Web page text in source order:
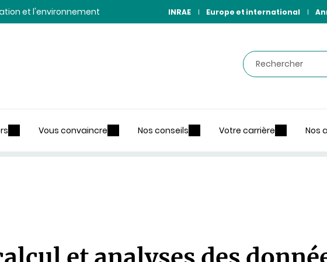
et l'environnement INRAE Europe et international
Rechercher
Vous convaincre Nos conseils Votre carrière Nos